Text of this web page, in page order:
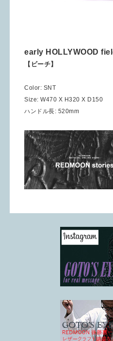
early HOLLYWOOD
【ビーチ】
Color: SNT
Size: W470 X H320 X D150
ハンドル長: 520mm